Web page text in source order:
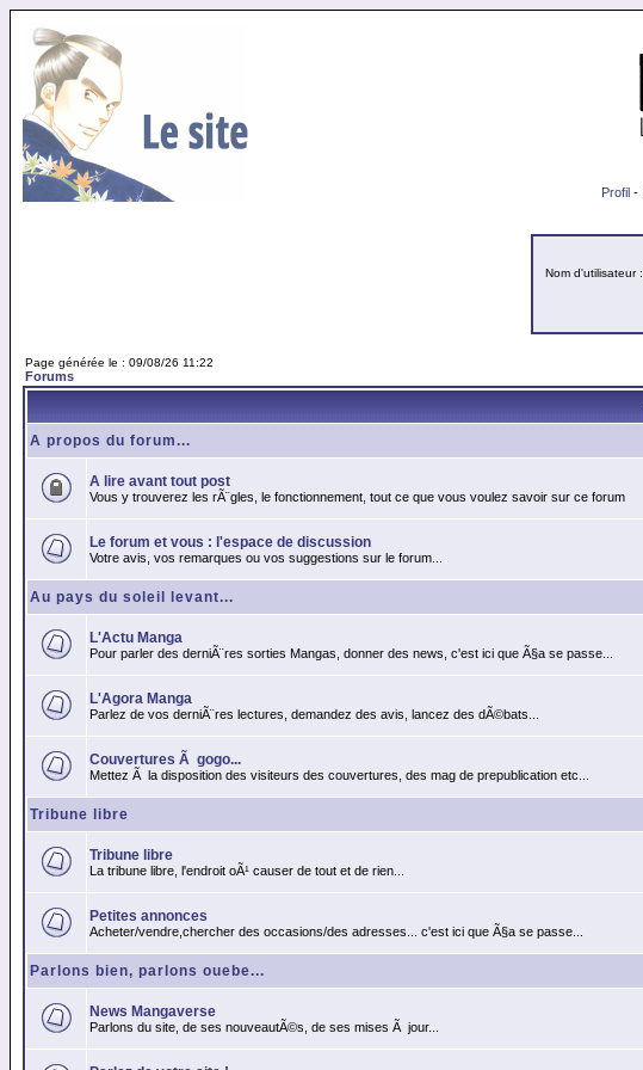
Profil -
Nom d'utilisateur :
Page générée le : 09/08/26 11:22
Forums
A propos du forum...
A lire avant tout post
Vous y trouverez les rÃ¨gles, le fonctionnement, tout ce que vous voulez savoir sur ce forum
Le forum et vous : l'espace de discussion
Votre avis, vos remarques ou vos suggestions sur le forum...
Au pays du soleil levant...
L'Actu Manga
Pour parler des derniÃ¨res sorties Mangas, donner des news, c'est ici que Ã§a se passe...
L'Agora Manga
Parlez de vos derniÃ¨res lectures, demandez des avis, lancez des dÃ©bats...
Couvertures Ã gogo...
Mettez Ã la disposition des visiteurs des couvertures, des mag de prepublication etc...
Tribune libre
Tribune libre
La tribune libre, l'endroit oÃ¹ causer de tout et de rien...
Petites annonces
Acheter/vendre,chercher des occasions/des adresses... c'est ici que Ã§a se passe...
Parlons bien, parlons ouebe...
News Mangaverse
Parlons du site, de ses nouveautÃ©s, de ses mises Ã jour...